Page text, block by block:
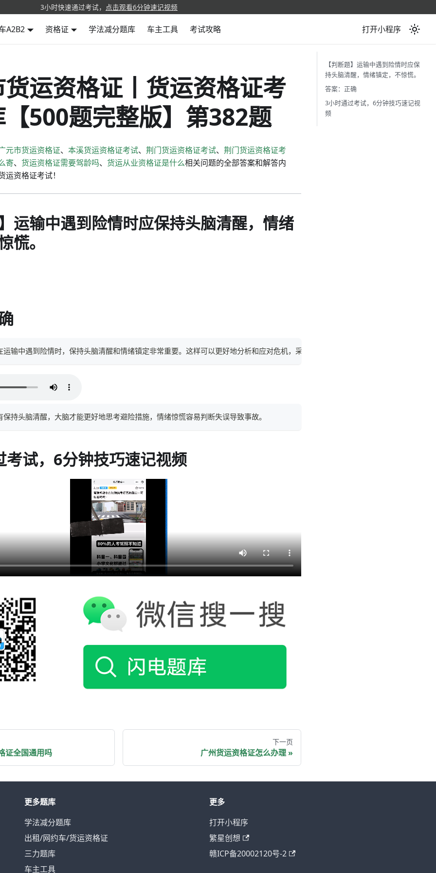
3小时快速通过考试， 点击观看6分钟速记视频
A2B2 资格证 学法减分题库 车主工具 考试攻略 打开小程序
运资格证丨货运资格证考
500题完整版】第382题
元市货运资格证、 本溪货运资格证考试、 荆门货运资格证考试、 荆门货运资格证考
寄、 货运资格证需要驾龄吗、 货运从业资格证是什么相关问题的全部答案和解答内
资格证考试！
运输中遇到险情时应保持头脑清醒，情绪
慌。
输中遇到险情时，保持头脑清醒和情绪镇定非常重要。这样可以更好地分析和应对危机，采取有效措施保护自己和他人的安全。
持头脑清醒，大脑才能更好地思考避险措施，情绪惊慌容易判断失误导致事故。
考试，6分钟技巧速记视频
证全国通用吗
下一页
广州货运资格证怎么办理
【判断题】运输中遇到险情时应保
持头脑清醒，情绪镇定，不惊慌。
答案：正确
3小时通过考试，6分钟技巧速记视
频
更多题库
学法减分题库
出租/网约车/货运资格证
三力题库
车主工具
更多
打开小程序
繁星创想
赣ICP备20002120号-2